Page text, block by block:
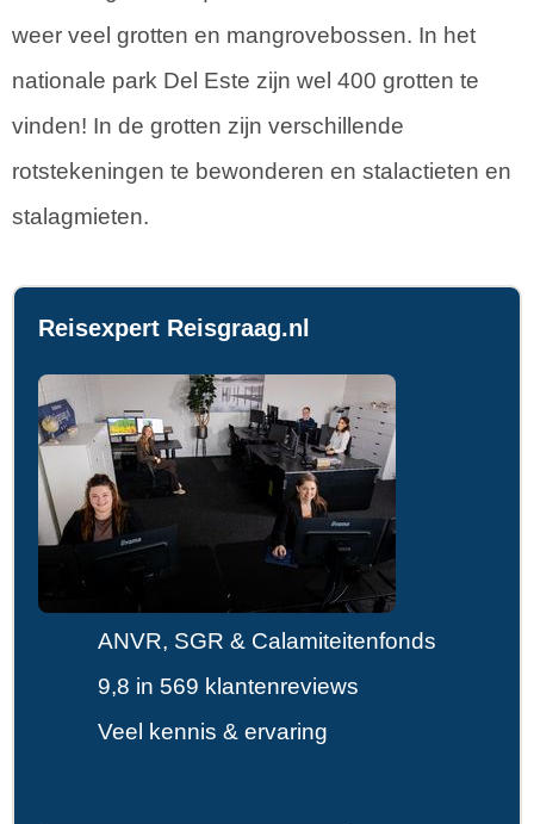
weer veel grotten en mangrovebossen. In het
nationale park Del Este zijn wel 400 grotten te
vinden! In de grotten zijn verschillende
rotstekeningen te bewonderen en stalactieten en
stalagmieten.
Reisexpert Reisgraag.nl
ANVR, SGR & Calamiteitenfonds
9,8 in 569 klantenreviews
Veel kennis & ervaring